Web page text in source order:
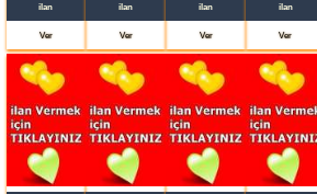
ilan
Ver
ilan
Ver
ilan
Ver
ilan
Ver